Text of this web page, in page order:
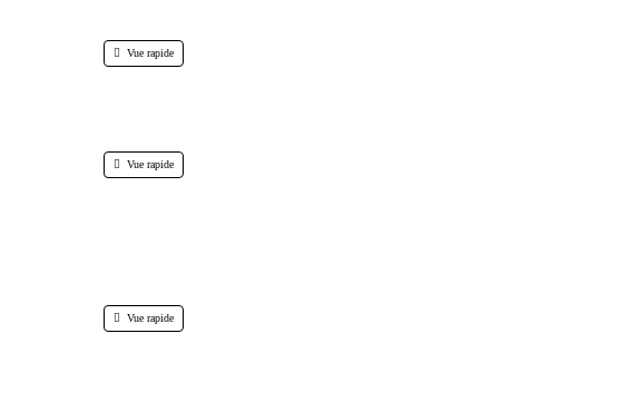
Vue rapide
Vue rapide
Vue rapide